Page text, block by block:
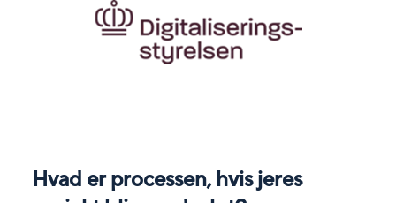
Hvad er processen, hvis jeres